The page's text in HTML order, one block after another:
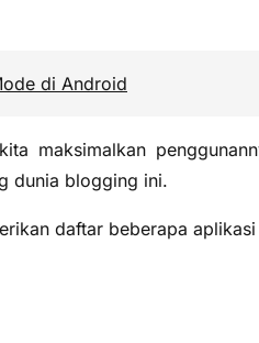
di Android
maksimalkan
dunia blogging ini.
daftar beberapa